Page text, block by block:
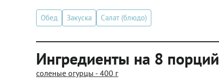
Обед Закуска Салат (блюдо)
Ингредиенты на 8 порций
соленые огурцы - 400 г